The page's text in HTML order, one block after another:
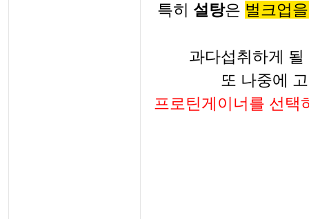
특히 설탕은 벌크업
과다섭취하게
또 나중에
프로틴게이너를 선택